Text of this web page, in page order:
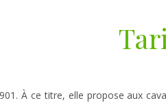
À ce titre, elle propose aux